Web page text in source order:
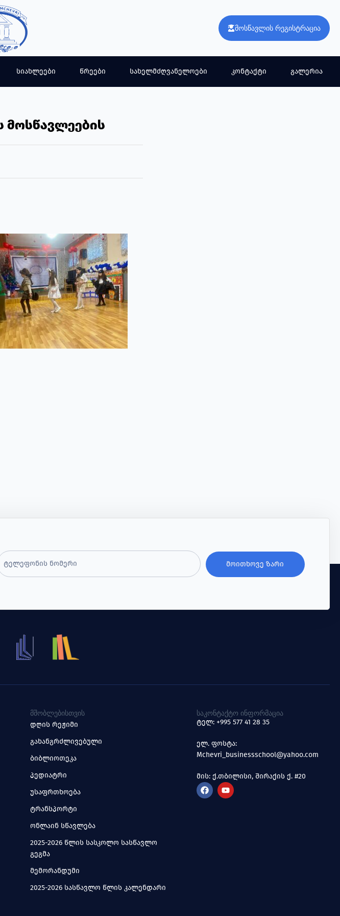
მოსწავლის რეგისტრაცია
სიახლეები წრეები სახელმძღვანელოები კონტაქტი გალერია
მოსწავლეების
ᲛᲝᲘᲗᲮᲝᲕᲔ ᲖᲐᲠᲘ
ᲛᲨᲝᲑᲚᲔᲑᲘᲡᲗᲕᲘᲡ
დღის რეჟიმი
გახანგრძლივებული
ბიბლიოთეკა
პედიატრი
უსაფრთხოება
ტრანსპორტი
ონლაინ სწავლება
2025-2026 წლის სასკოლო სასწავლო
გეგმა
მემორანდუმი
2025-2026 სასწავლო წლის კალენდარი
ᲡᲐᲙᲝᲜᲢᲐᲥᲢᲝ ᲘᲜᲤᲝᲠᲛᲐᲪᲘᲐ
ტელ: +995 577 41 28 35
ელ. ფოსტა:
Mchevri_businessschool@yahoo.com
მის: ქ.თბილისი, შირაქის ქ. #20